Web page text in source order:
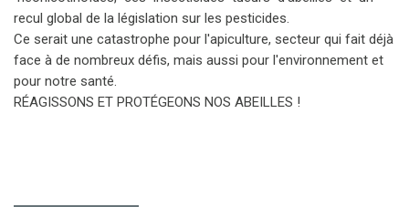
recul global de la législation sur les pesticides.
Ce serait une catastrophe pour l'apiculture, secteur qui fait déjà
face à de nombreux défis, mais aussi pour l'environnement et
pour notre santé.
RÉAGISSONS ET PROTÉGEONS NOS ABEILLES !